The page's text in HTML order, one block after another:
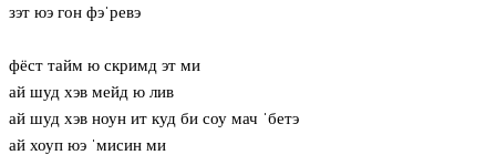
зэт юэ гон фэˈревэ
фёст тайм ю скримд эт ми
ай шуд хэв мейд ю лив
ай шуд хэв ноун ит куд би соу мач ˈбетэ
ай хоуп юэ ˈмисин ми